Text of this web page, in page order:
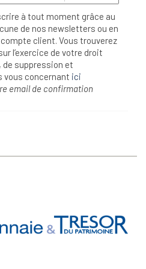
à tout moment grâce au
de nos newsletters ou en
client. Vous trouverez
l’exercice de votre droit
suppression et
vous concernant ici
email de confirmation